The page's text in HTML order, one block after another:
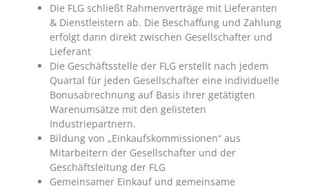
Die FLG schließt Rahmenverträge mit Lieferanten
& Dienstleistern ab. Die Be­schaffung und Zahlung
erfolgt dann direkt zwischen Gesellschafter und
Lieferant
Die Geschäftsstelle der FLG erstellt nach jedem
Quartal für jeden Gesellschafter eine individuelle
Bonusabrechnung auf Basis ihrer getätigten
Warenumsätze mit den gelisteten
Industriepartnern.
Bildung von „Einkaufskommissionen“ aus
Mitarbeitern der Gesellschafter und der
Geschäftsleitung der FLG
Gemeinsamer Einkauf und gemeinsame